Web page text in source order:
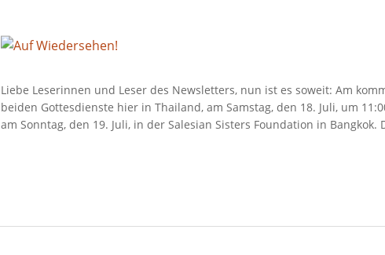
Liebe Leserinnen und Leser des Newsletters, nun ist es soweit: Am
beiden Gottesdienste hier in Thailand, am Samstag, den 18. Juli, um
am Sonntag, den 19. Juli, in der Salesian Sisters Foundation in